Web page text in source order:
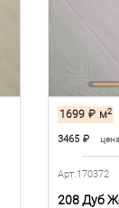
1699 ₽ м2
3465 ₽
Арт.170372
208 Дуб